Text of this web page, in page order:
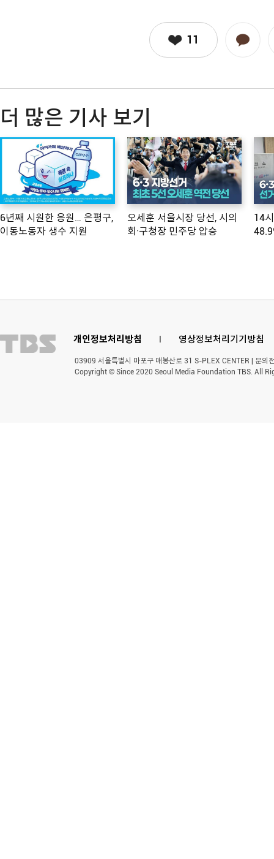
11
더 많은 기사 보기
6년째 시원한 응원… 은평구,
이동노동자 생수 지원
오세훈 서울시장 당선, 시의
회·구청장 민주당 압승
14
개인정보처리방침 l 영상정보처리기기방침
03909 서울특별시 마포구 매봉산로 31 S-PLEX CENTER | 문
Copyright © Since 2020 Seoul Media Foundation TBS. All